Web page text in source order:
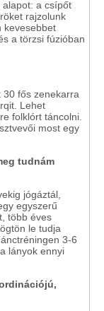
alapot: a csípőt
rajzolunk
kevesebbet
a törzsi fúzióban
fős zenekarra
Lehet
folklórt táncolni.
most egy
tudnám
jógáztál,
egyszerű
több éves
le tudja
3-6
lányok ennyi